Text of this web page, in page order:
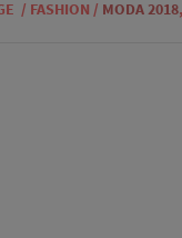
/ FASHION / MODA 2018,